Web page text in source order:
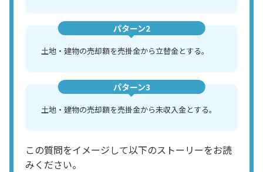
パターン2
土地・建物の売却額を売掛金から立替金とする。
パターン3
土地・建物の売却額を売掛金から未収入金とする。
この質問をイメージして以下のストーリーをお読
みください。